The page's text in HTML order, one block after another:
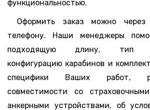
функциональностью.
Оформить заказ можно
телефону. Наши менеджеры
подходящую длину, тип
конфигурацию карабинов и
специфики Ваших работ,
совместимости со
анкерными устройствами, об